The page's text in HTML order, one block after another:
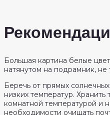
Большая картина белые
натянутом на подрамник, не
Беречь от прямых
низких температур.
комнатной температурой и
необходимости очищать